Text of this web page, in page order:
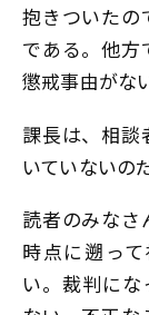
抱きついたの
である。他方
懲戒事由がな
課長は、相
いていないの
読者のみなさ
時点に遡っ
い。裁判に